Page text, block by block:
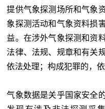
提供气象探测场所和气象
象探测活动和气象资料损
益。在涉外气象探测和资
法律、法规、规章和有关
依法处理；构成犯罪的，
气象数据是关乎国家安全